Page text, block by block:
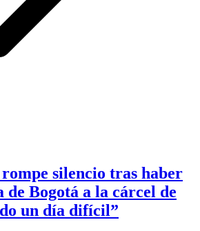
silencio tras haber
de Bogotá a la cárcel de
un día difícil”